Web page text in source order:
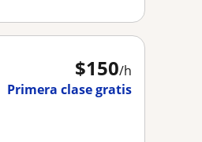
$150/h
Primera clase gratis